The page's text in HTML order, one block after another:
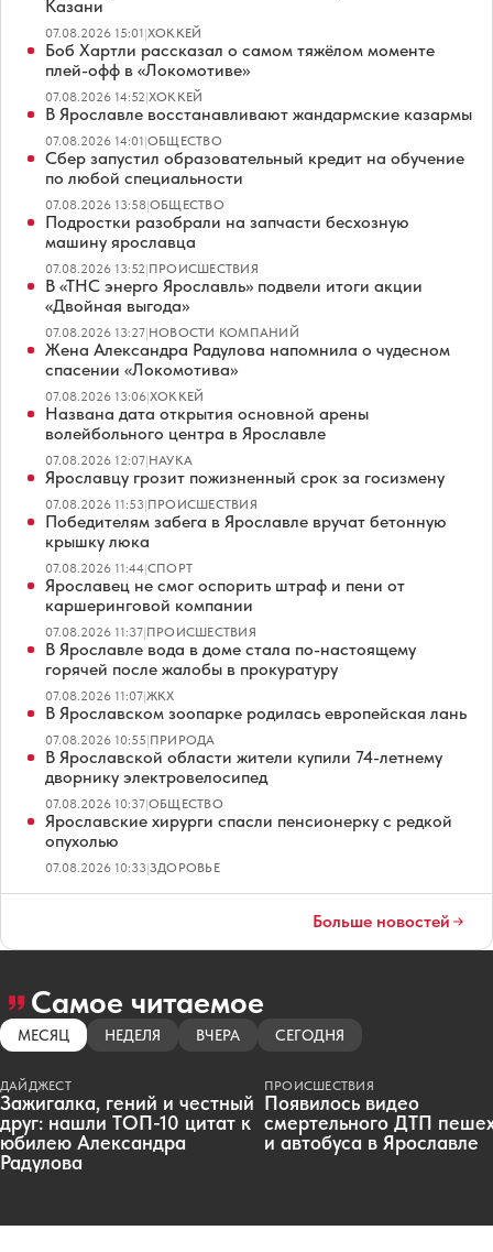
Казани
07.08.2026 15:01|ХОККЕЙ
Боб Хартли рассказал о самом тяжёлом моменте
плей-офф в «Локомотиве»
07.08.2026 14:52|ХОККЕЙ
В Ярославле восстанавливают жандармские казармы
07.08.2026 14:01|ОБЩЕСТВО
Сбер запустил образовательный кредит на обучение
по любой специальности
07.08.2026 13:58|ОБЩЕСТВО
Подростки разобрали на запчасти бесхозную
машину ярославца
07.08.2026 13:52|ПРОИСШЕСТВИЯ
В «ТНС энерго Ярославль» подвели итоги акции
«Двойная выгода»
07.08.2026 13:27|НОВОСТИ КОМПАНИЙ
Жена Александра Радулова напомнила о чудесном
спасении «Локомотива»
07.08.2026 13:06|ХОККЕЙ
Названа дата открытия основной арены
волейбольного центра в Ярославле
07.08.2026 12:07|НАУКА
Ярославцу грозит пожизненный срок за госизмену
07.08.2026 11:53|ПРОИСШЕСТВИЯ
Победителям забега в Ярославле вручат бетонную
крышку люка
07.08.2026 11:44|СПОРТ
Ярославец не смог оспорить штраф и пени от
каршеринговой компании
07.08.2026 11:37|ПРОИСШЕСТВИЯ
В Ярославле вода в доме стала по-настоящему
горячей после жалобы в прокуратуру
07.08.2026 11:07|ЖКХ
В Ярославском зоопарке родилась европейская лань
07.08.2026 10:55|ПРИРОДА
В Ярославской области жители купили 74-летнему
дворнику электровелосипед
07.08.2026 10:37|ОБЩЕСТВО
Ярославские хирурги спасли пенсионерку с редкой
опухолью
07.08.2026 10:33|ЗДОРОВЬЕ
Больше новостей
Самое читаемое
МЕСЯЦ НЕДЕЛЯ ВЧЕРА СЕГОДНЯ
ДАЙДЖЕСТ
Зажигалка, гений и честный
друг: нашли ТОП-10 цитат к
юбилею Александра
Радулова
ПРОИСШЕСТВИЯ
Появилось видео
смертельного ДТП
и автобуса в Ярославле